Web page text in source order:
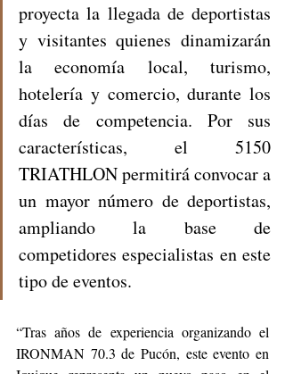
proyecta la llegada de deportistas
y visitantes quienes dinamizarán
la economía local, turismo,
hotelería y comercio, durante los
días de competencia. Por sus
características, el 5150
TRIATHLON permitirá convocar a
un mayor número de deportistas,
ampliando la base de
competidores especialistas en este
tipo de eventos.
“Tras años de experiencia organizando el
IRONMAN 70.3 de Pucón, este evento en